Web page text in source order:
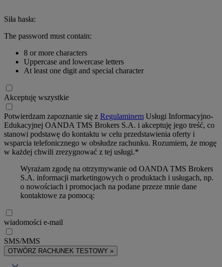
Siła hasła:
The password must contain:
8 or more characters
Uppercase and lowercase letters
At least one digit and special character
Akceptuję wszystkie
Potwierdzam zapoznanie się z Regulaminem Usługi Informacyjno-
Edukacyjnej OANDA TMS Brokers S.A. i akceptuję jego treść, co
stanowi podstawę do kontaktu w celu przedstawienia oferty i
wsparcia telefonicznego w obsłudze rachunku. Rozumiem, że mogę
w każdej chwili zrezygnować z tej usługi.*
Wyrażam zgodę na otrzymywanie od OANDA TMS Brokers
S.A. informacji marketingowych o produktach i usługach, np.
o nowościach i promocjach na podane przeze mnie dane
kontaktowe za pomocą:
wiadomości e-mail
SMS/MMS
OTWÓRZ RACHUNEK TESTOWY »